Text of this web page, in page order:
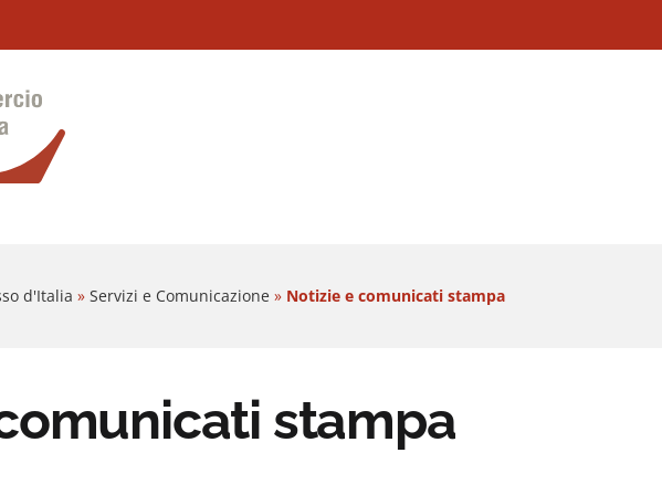
pagina
Sasso d'Italia
d'Italia » Servizi e Comunicazione » Notizie e comunicati stampa
stampa